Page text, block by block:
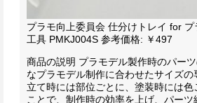
プラモ向上委員会 仕分けトレイ for
工具 PMKJ004S 参考価格: ￥497
商品の説明 プラモデル製作時のパー
なプラモデル制作に合わせたサイズ
立て時には部位ごとに、塗装時には
ことで、制作時の効率を上げ、パー